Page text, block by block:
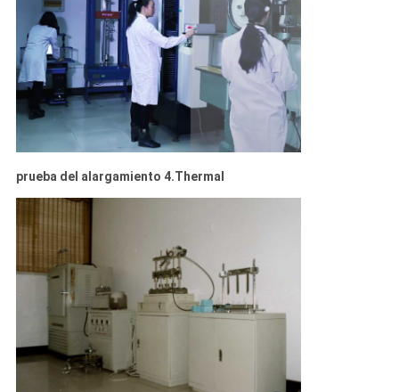
NEWS
SITEMAP
POLÍTICA
DE
PRIVACIDAD
prueba del alargamiento 4.Thermal